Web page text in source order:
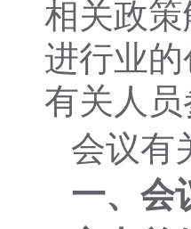
相关政
进行业
有关人
会议有
一、会